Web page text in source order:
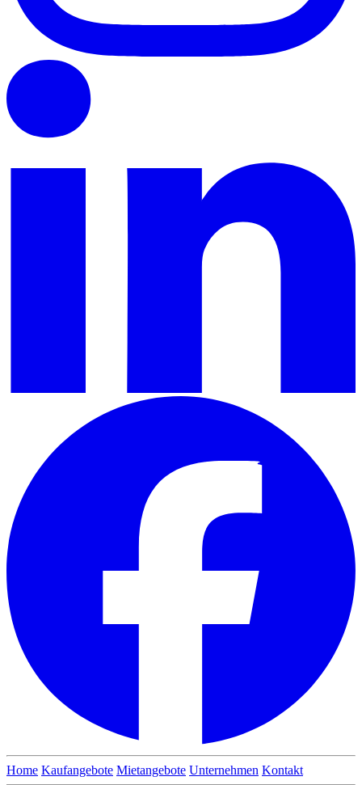
Home Kaufangebote Mietangebote Unternehmen Kontakt